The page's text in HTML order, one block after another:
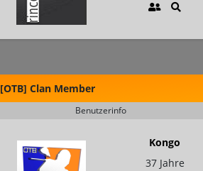
[OTB] Clan Member
Benutzerinfo
Kongo
37 Jahre